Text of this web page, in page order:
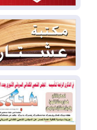
دينار!
2026-08-03كوبا
وانهيار الشبكة الكهربائية
2026-08-03
بسبب الحرائق في ولاية
2026-08-02مشروع
الموظفين حتى نهاية
بطاقاتهم المصرفية